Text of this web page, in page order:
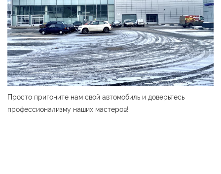
Просто пригоните нам свой автомобиль и доверьтесь
профессионализму наших мастеров!